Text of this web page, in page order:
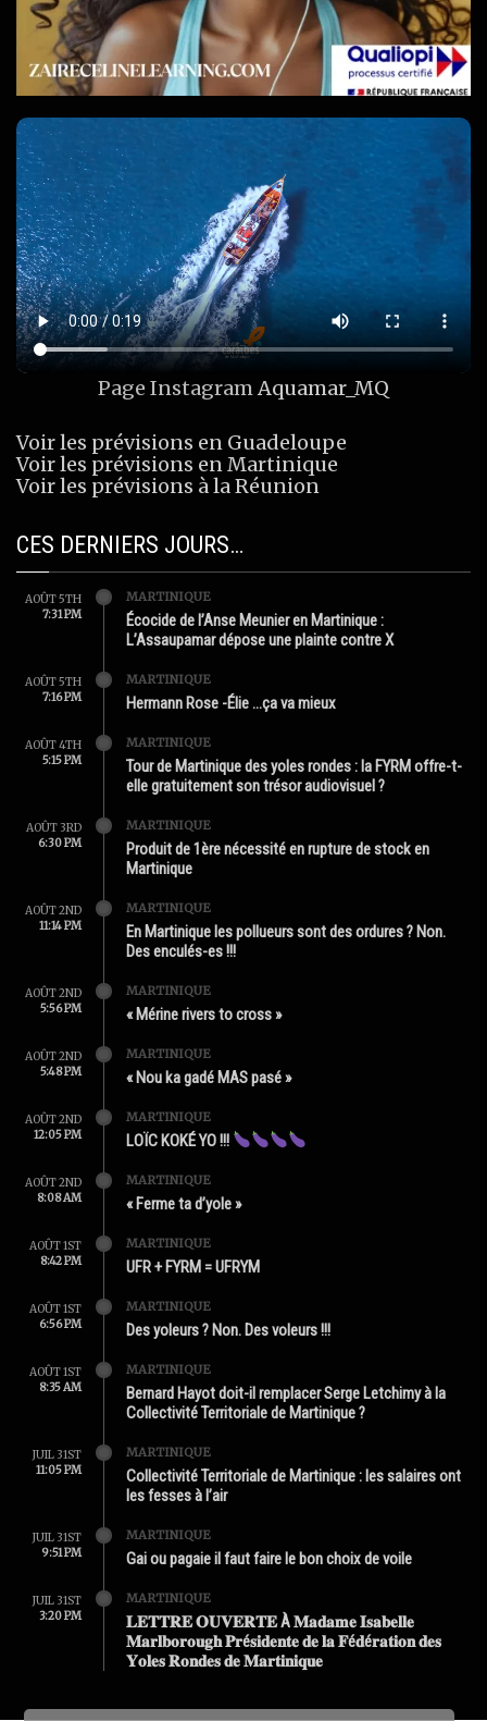
Page InstagramAquamar_MQ
Voir les prévisions en Guadeloupe
Voir les prévisions en Martinique
Voir les prévisions à la Réunion
CES DERNIERS JOURS…
AOÛT 5TH
7:31 PM
MARTINIQUE
Écocide de l’Anse Meunier en Martinique :
L’Assaupamar dépose une plainte contre X
AOÛT 5TH
7:16 PM
MARTINIQUE
Hermann Rose -Élie …ça va mieux
AOÛT 4TH
5:15 PM
MARTINIQUE
Tour de Martinique des yoles rondes : la FYRM offre-t-
elle gratuitement son trésor audiovisuel ?
AOÛT 3RD
6:30 PM
MARTINIQUE
Produit de 1ère nécessité en rupture de stock en
Martinique
AOÛT 2ND
11:14 PM
MARTINIQUE
En Martinique les pollueurs sont des ordures ? Non.
Des enculés-es !!!
AOÛT 2ND
5:56 PM
MARTINIQUE
« Mérine rivers to cross »
AOÛT 2ND
5:48 PM
MARTINIQUE
« Nou ka gadé MAS pasé »
AOÛT 2ND
12:05 PM
MARTINIQUE
LOÏC KOKÉ YO !!!
AOÛT 2ND
8:08 AM
MARTINIQUE
« Ferme ta d’yole »
AOÛT 1ST
8:42 PM
MARTINIQUE
UFR + FYRM = UFRYM
AOÛT 1ST
6:56 PM
MARTINIQUE
Des yoleurs ? Non. Des voleurs !!!
AOÛT 1ST
8:35 AM
MARTINIQUE
Bernard Hayot doit-il remplacer Serge Letchimy à la
Collectivité Territoriale de Martinique ?
JUIL 31ST
11:05 PM
MARTINIQUE
Collectivité Territoriale de Martinique : les salaires ont
les fesses à l’air
JUIL 31ST
9:51 PM
MARTINIQUE
Gai ou pagaie il faut faire le bon choix de voile
JUIL 31ST
3:20 PM
MARTINIQUE
𝐋𝐄𝐓𝐓𝐑𝐄 𝐎𝐔𝐕𝐄𝐑𝐓𝐄 À 𝐌𝐚𝐝𝐚𝐦𝐞 𝐈𝐬𝐚𝐛𝐞𝐥𝐥𝐞
𝐌𝐚𝐫𝐥𝐛𝐨𝐫𝐨𝐮𝐠𝐡 𝐏𝐫é𝐬𝐢𝐝𝐞𝐧𝐭𝐞 𝐝𝐞 𝐥𝐚 𝐅é𝐝é𝐫𝐚𝐭𝐢𝐨𝐧 𝐝𝐞𝐬
𝐘𝐨𝐥𝐞𝐬 𝐑𝐨𝐧𝐝𝐞𝐬 𝐝𝐞 𝐌𝐚𝐫𝐭𝐢𝐧𝐢𝐪𝐮𝐞